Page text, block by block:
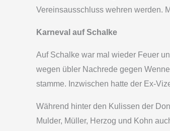
Vereinsausschluss wehren werden.
Karneval auf Schalke
Auf Schalke war mal wieder Feuer
wegen übler Nachrede gegen
stamme. Inzwischen hatte der Ex-
Während hinter den Kulissen der
Mulder, Müller, Herzog und Kohn